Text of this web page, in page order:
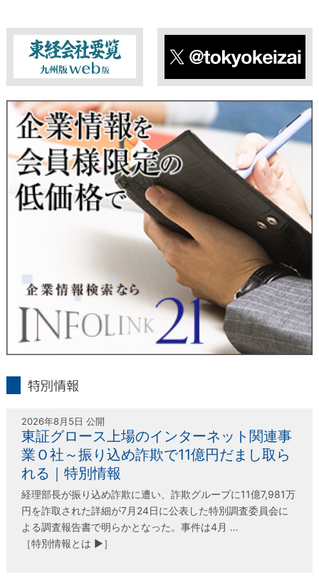
■ 個人情報提供の任意性及び留意点
個人情報のご提供は任意ですが、必要な個人情報をご提供いた
だけなかった場合は、上記利用目的を達成できない場合があり
ますのでご了承ください。
当社は、本人が自己の個人情報について、通知・開示・訂正・
追加・削除・利用停止・提供停止の希望がございましたら、本
人または代理人の請求応じて、個人データの通知・開示・訂
正・追加・削除・利用停止・提供停止の請求に応じます。
受付方法は、本人確認資料（運転免許証、パスポート何れかの
コピー）、「個人情報取扱申請書」「委任状」（代理人による
申請の場合のみ必要となります）を当社宛にお送り下さい。
＜個人情報保護に関するお問合せ・相談窓口＞
〒802-0004 北九州市小倉北区鍛冶町2丁目5-11（第一東経ビ
フリーダイヤル 0120-55-9986
受付時間 平日9：00～17：00
東経会社要覧web版 X
2026年8月5日 公開
東証グロース上場のインターネット関連事
業Ｏ社～振り込め詐欺で11億円だまし取ら
れる｜特別情報
経理部長が振り込め詐欺に遭い、詐欺グループに11億7,981万
円を詐取された詳細が7月24日に公表した特別調査委員会に
よる調査報告書で明らかとなった。事件は4月 …
［特別情報とは ▶］